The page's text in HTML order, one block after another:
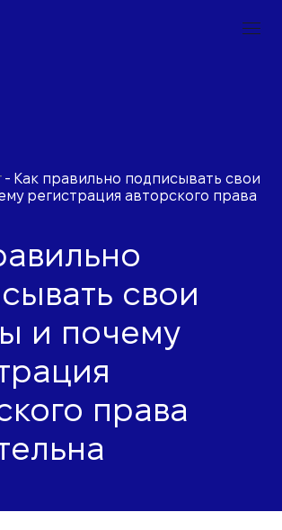
- Как правильно подписывать свои
регистрация авторского права
свои
и почему
права